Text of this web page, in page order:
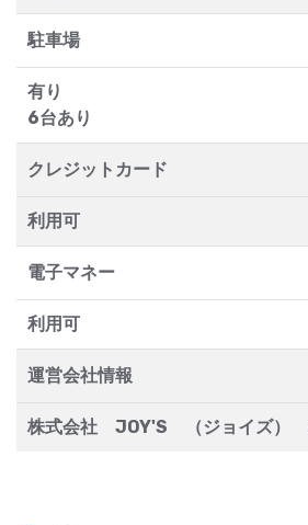
駐車場
有り
6台あり
クレジットカード
利用可
電子マネー
利用可
運営会社情報
株式会社 JOY'S （ジョイズ）